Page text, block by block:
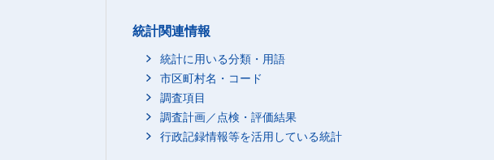
統計関連情報
統計に用いる分類・用語
市区町村名・コード
調査項目
調査計画／点検・評価結果
行政記録情報等を活用している統計